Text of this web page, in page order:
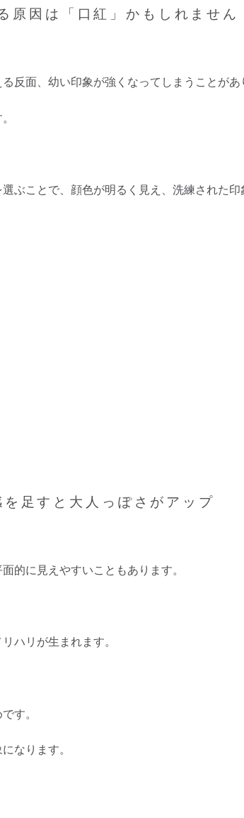
原因は「口紅」かもしれません
反面、幼い印象が強くなってしまうことがあ
ぶことで、顔色が明るく見え、洗練された印
を足すと大人っぽさがアップ
的に見えやすいこともあります。
ハリが生まれます。
す。
なります。